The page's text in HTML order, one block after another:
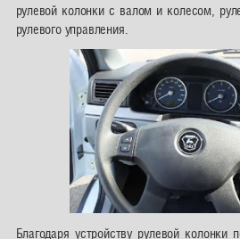
рулевой колонки с валом и колесом,
рулевого управления.
Благодаря устройству рулевой колонки